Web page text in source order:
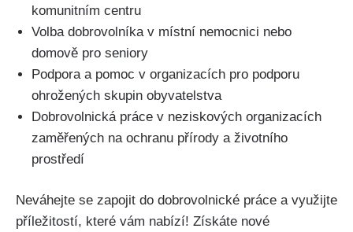
komunitním centru
Volba dobrovolníka v místní nemocnici nebo
domově pro seniory
Podpora a pomoc ‌v organizacích pro podporu
ohrožených skupin obyvatelstva
Dobrovolnická práce v ‍neziskových organizacích
⁣zaměřených na ⁤ochranu přírody⁢ a životního
prostředí
Neváhejte se zapojit do dobrovolnické‍ práce ⁣a využijte
příležitostí, které⁤ vám nabízí! Získáte nové‍